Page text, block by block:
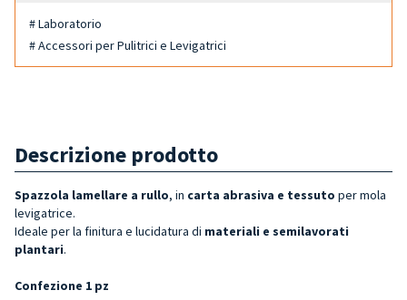
# Laboratorio
# Accessori per Pulitrici e Levigatrici
Descrizione prodotto
Spazzola lamellare a rullo, in carta abrasiva e tessuto per mola
levigatrice.
Ideale per la finitura e lucidatura di materiali e semilavorati
plantari.
Confezione 1 pz